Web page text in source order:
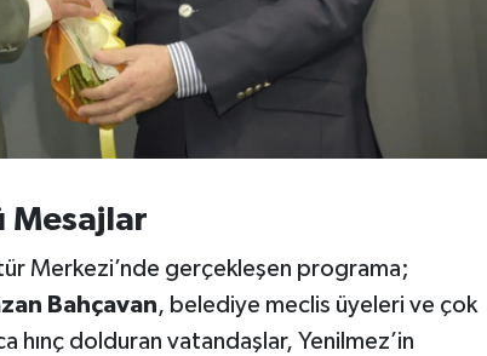
Mesajlar
Merkezi’nde gerçekleşen programa;
Bahçavan, belediye meclis üyeleri ve çok
hınç dolduran vatandaşlar, Yenilmez’in